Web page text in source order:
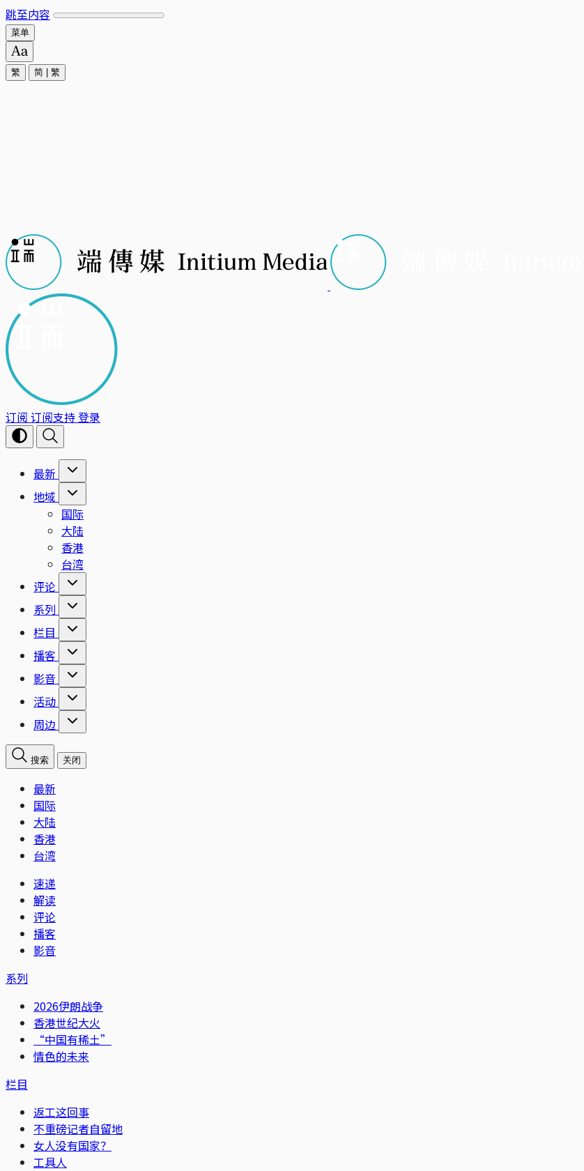
跳至内容
菜单
繁 简 繁
订阅 订阅支持登录
最新
地域
国际
大陆
香港
台湾
评论
系列
栏目
播客
影音
活动
周边
搜索 关闭
最新
国际
大陆
香港
台湾
速递
解读
评论
播客
影音
系列
2026伊朗战争
香港世纪大火
“中国有稀土”
情色的未来
栏目
返工这回事
不重磅记者自留地
女人没有国家？
工具人